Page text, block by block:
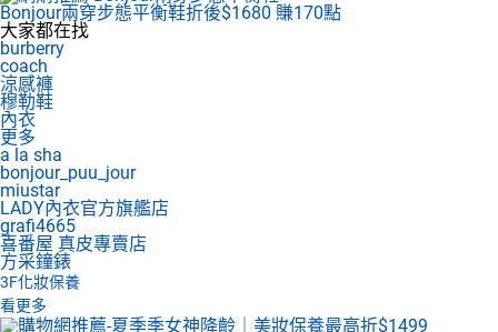
Bonjour兩穿步態平衡鞋折後$1680 賺170點
大家都在找
burberry
coach
涼感褲
穆勒鞋
內衣
更多
a la sha
bonjour_puu_jour
miustar
LADY內衣官方旗艦店
grafi4665
喜番屋 真皮專賣店
方采鐘錶
3F化妝保養
看更多